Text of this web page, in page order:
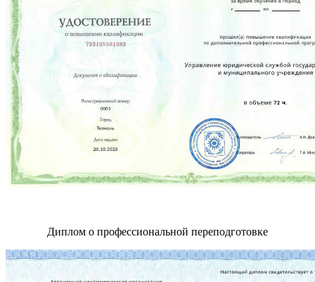
Диплом о профессиональной переподготовке